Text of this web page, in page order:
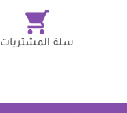
سلة المشتريات